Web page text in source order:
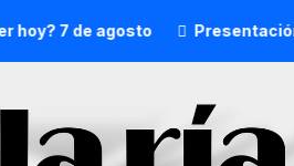
7 de agosto Presentación